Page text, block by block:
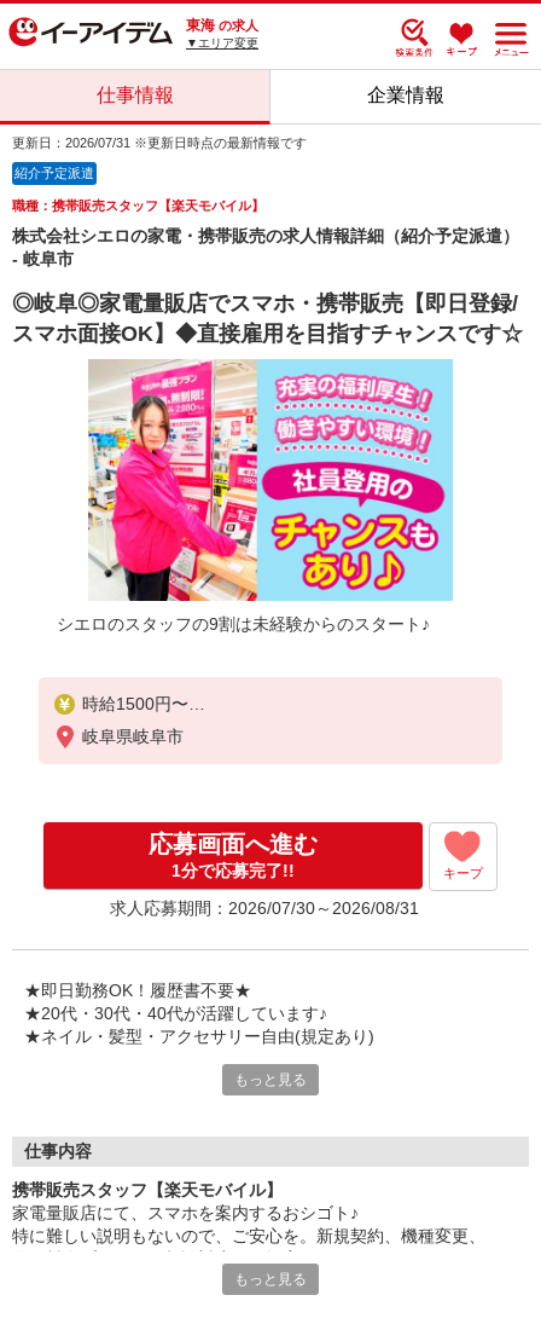
東海 の求人
▼エリア変更
仕事情報 企業情報
更新日：2026/07/31 ※更新日時点の最新情報です
紹介予定派遣
職種：携帯販売スタッフ【楽天モバイル】
株式会社シエロの家電・携帯販売の求人情報詳細（紹介予定派遣）
- 岐阜市
◎岐阜◎家電量販店でスマホ・携帯販売【即日登録/
スマホ面接OK】◆直接雇用を目指すチャンスです☆
シエロのスタッフの9割は未経験からのスタート♪
時給1500円〜
※残業代支給
★交通費別途支給（規定あり）
入社祝い金10万円支給(規定有)
お友達を紹介頂くと,
インセンティブ支給(規定有)
゜・。○。・゜+゜・。○。・゜+゜
岐阜県岐阜市
応募画面へ進む
1分で応募完了!! キープ
求人応募期間：2026/07/30～2026/08/31
★即日勤務OK！履歴書不要★
★20代・30代・40代が活躍しています♪
★ネイル・髪型・アクセサリー自由(規定あり)
でも心配ご無用！
お互いに教え合ったり、フォローしあったりする
和気あいあいとした人間関係がある店舗ばかり！
皆で一緒にステップアップしましょう♪
【選べるお仕事いろいろ】
もっと見る
仕事内容
携帯販売スタッフ【楽天モバイル】
家電量販店にて、スマホを案内するおシゴト♪
特に難しい説明もないので、ご安心を。新規契約、機種変更、
もっと見る